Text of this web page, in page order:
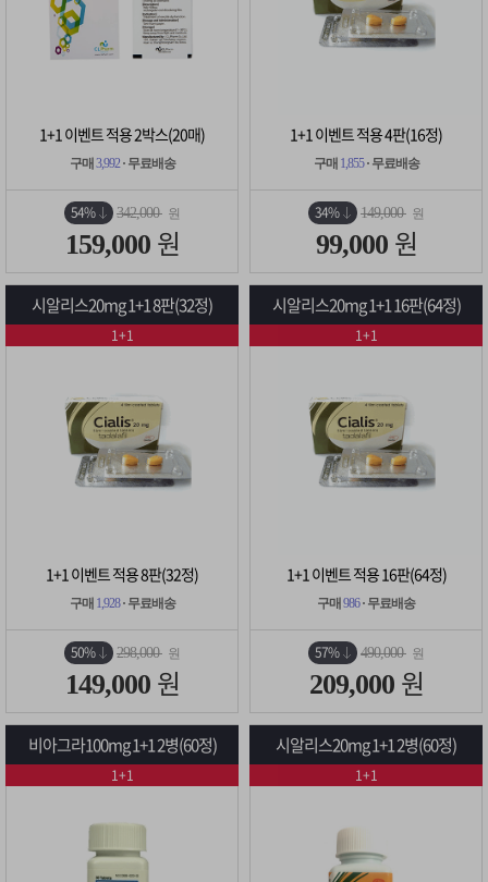
1+1 이벤트 적용 2박스(20매)
구매 3,992· 무료배송
54% 342,000 원
159,000 원
1+1 이벤트 적용 4판(16정)
구매 1,855· 무료배송
34% 149,000 원
99,000 원
시알리스20mg 1+1 8판(32정)
1+1 이벤트 적용 8판(32정)
구매 1,928· 무료배송
50% 298,000 원
149,000 원
1+1
시알리스20mg 1+1 16판(64정)
1+1 이벤트 적용 16판(64정)
구매 986· 무료배송
57% 490,000 원
209,000 원
1+1
비아그라100mg 1+1 2병(60정)
1+1
시알리스20mg 1+1 2병(60정)
1+1